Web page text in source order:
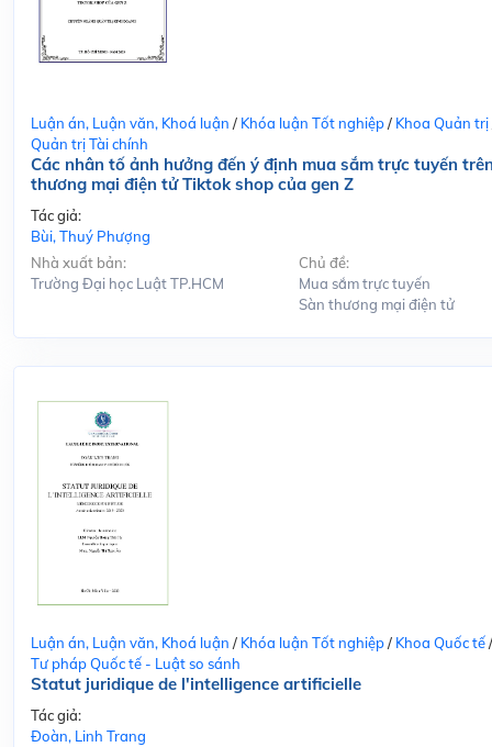
Luận án, Luận văn, Khoá luận / Khóa luận Tốt nghiệp/ Khoa Quản trị
Quản trị Tài chính
Các nhân tố ảnh hưởng đến ý định mua sắm trực tuyến
thương mại điện tử Tiktok shop của gen Z
Tác giả:
Bùi, Thuý Phượng
Nhà xuất bản:
Trường Đại học Luật TP.HCM
Chủ đề:
Mua sắm trực tuyến
Sàn thương mại điện tử
Luận án, Luận văn, Khoá luận / Khóa luận Tốt nghiệp/ Khoa Quốc tế/
Tư pháp Quốc tế - Luật so sánh
Statut juridique de l'intelligence artificielle
Tác giả:
Đoàn, Linh Trang